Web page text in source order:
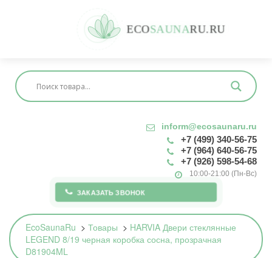
ECOSAUNARU.RU
inform@ecosaunaru.ru
+7 (499) 340-56-75
+7 (964) 640-56-75
+7 (926) 598-54-68
10:00-21:00 (Пн-Вс)
ЗАКАЗАТЬ ЗВОНОК
EcoSaunaRu > Товары > HARVIA Двери стеклянные
LEGEND 8/19 черная коробка сосна, прозрачная
D81904ML